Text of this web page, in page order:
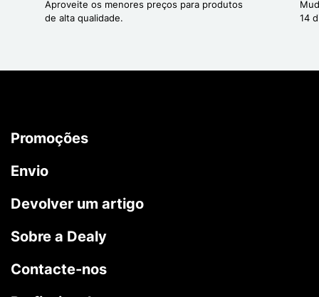
Aproveite os menores preços para produtos
de alta qualidade.
14
Promoções
Envio
Devolver um artigo
Sobre a Dealy
Contacte-nos